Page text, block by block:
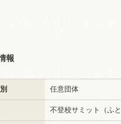
報
任意団体
不登校サミット（ふ